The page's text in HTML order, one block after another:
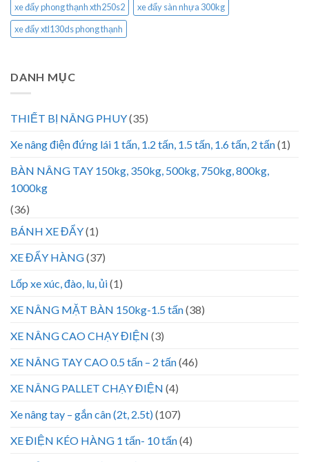
xe đẩy phong thạnh xth250s2
xe đẩy sàn nhựa 300kg
xe đẩy xtl130ds phong thạnh
DANH MỤC
THIẾT BỊ NÂNG PHUY(35)
Xe nâng điện đứng lái 1 tấn, 1.2 tấn, 1.5 tấn, 1.6 tấn, 2 tấn(1)
BÀN NÂNG TAY 150kg, 350kg, 500kg, 750kg, 800kg,
1000kg
(36)
BÁNH XE ĐẨY(1)
XE ĐẨY HÀNG(37)
Lốp xe xúc, đào, lu, ủi(1)
XE NÂNG MẶT BÀN 150kg-1.5 tấn(38)
XE NÂNG CAO CHẠY ĐIỆN (3)
XE NÂNG TAY CAO 0.5 tấn – 2 tấn(46)
XE NÂNG PALLET CHẠY ĐIỆN (4)
Xe nâng tay – gắn cân (2t, 2.5t)(107)
XE ĐIỆN KÉO HÀNG 1 tấn- 10 tấn(4)